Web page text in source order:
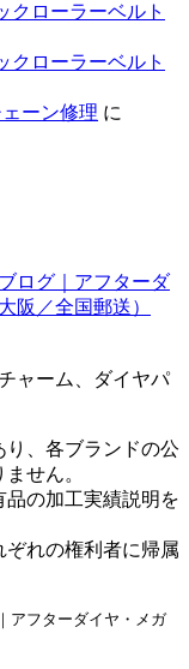
ローラーベルト
ローラーベルト
ーン修理 に
ログ｜アフターダ
阪／全国郵送）
ャーム、ダイヤパ
り、各ブランドの公
せん。
の加工実績説明を
れの権利者に帰属
アフターダイヤ・メガ